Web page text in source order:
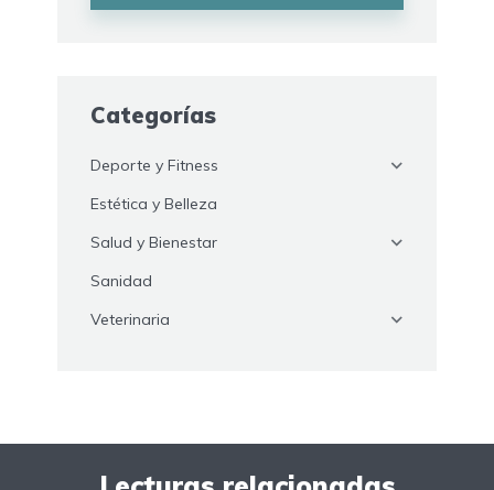
Categorías
Deporte y Fitness
Estética y Belleza
Salud y Bienestar
Sanidad
Veterinaria